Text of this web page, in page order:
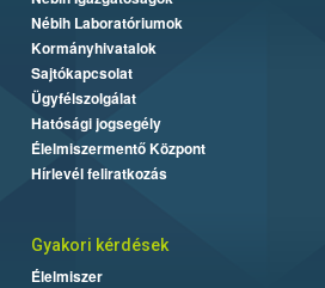
Nébih Laboratóriumok
Kormányhivatalok
Sajtókapcsolat
Ügyfélszolgálat
Hatósági jogsegély
Élelmiszermentő Központ
Hírlevél feliratkozás
Gyakori kérdések
Élelmiszer